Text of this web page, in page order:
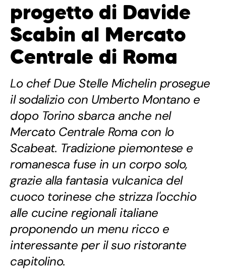
progetto di Davide
Scabin al Mercato
Centrale di Roma
Lo chef Due Stelle Michelin prosegue
il sodalizio con Umberto Montano e
dopo Torino sbarca anche nel
Mercato Centrale Roma con lo
Scabeat. Tradizione piemontese e
romanesca fuse in un corpo solo,
grazie alla fantasia vulcanica del
cuoco torinese che strizza l'occhio
alle cucine regionali italiane
proponendo un menu ricco e
interessante per il suo ristorante
capitolino.